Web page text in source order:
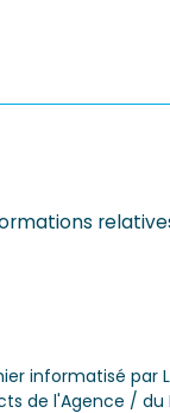
informatisé par
de l'Agence / du